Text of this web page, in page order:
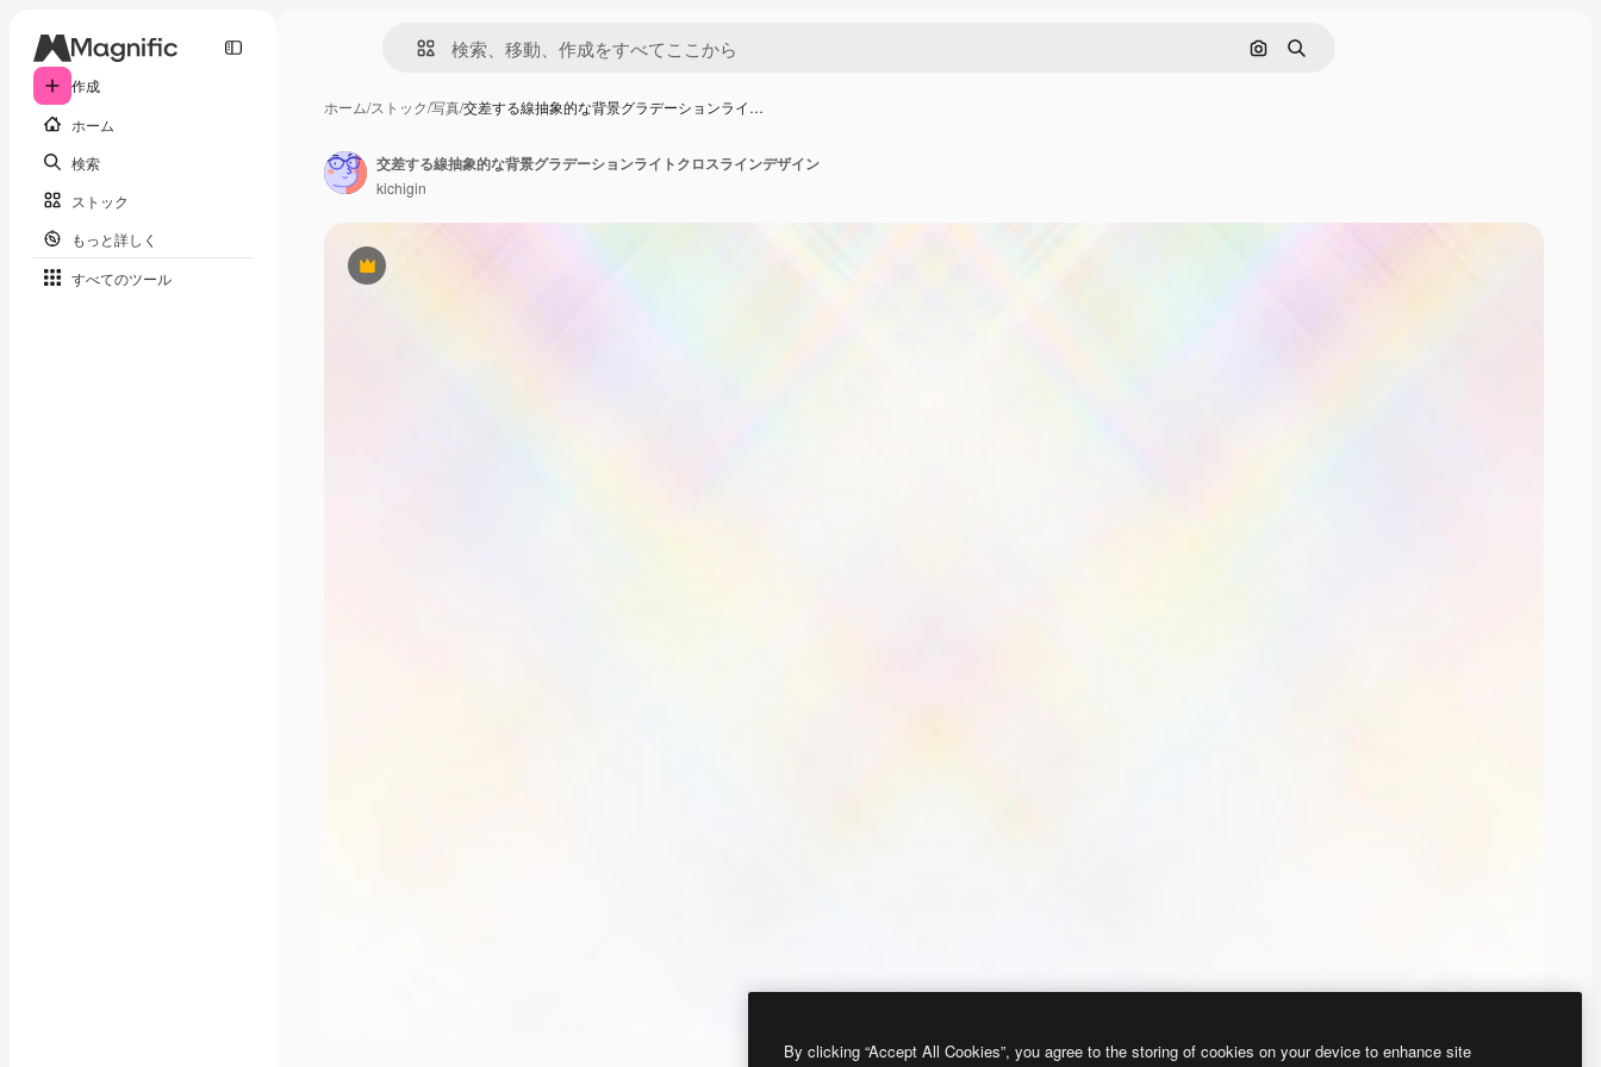
作成
ホーム
検索
ストック
もっと詳しく
すべてのツール
画像で検索
検索
ホーム/ストック/写真/交差する線抽象的な背景グラデーションライ…
Premium
交差する線抽象的な背景グラデーションライトクロスラインデザイン
kichigin
By clicking “Accept All Cookies”, you agree to the storing of cookies on your device to enhance site